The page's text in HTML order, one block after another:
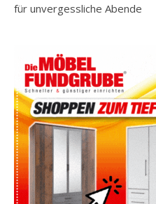
für unvergessliche Abende